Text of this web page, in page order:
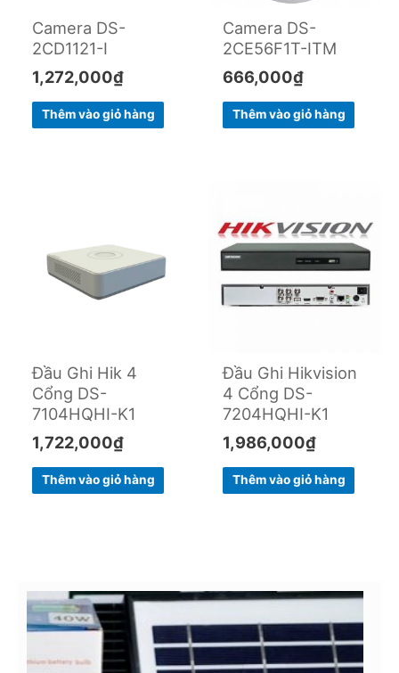
Camera DS-
2CD1121-I
1,272,000₫
Thêm vào giỏ hàng
Camera DS-
2CE56F1T-ITM
666,000₫
Thêm vào giỏ hàng
Đầu Ghi Hik 4
Cổng DS-
7104HQHI-K1
1,722,000₫
Thêm vào giỏ hàng
Đầu Ghi Hikvision
4 Cổng DS-
7204HQHI-K1
1,986,000₫
Thêm vào giỏ hàng